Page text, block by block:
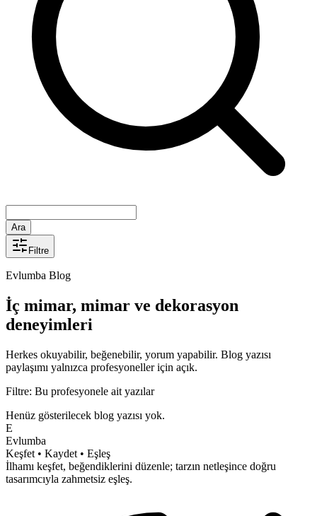
Ara
Filtre
Evlumba Blog
İç mimar, mimar ve dekorasyon
deneyimleri
Herkes okuyabilir, beğenebilir, yorum yapabilir. Blog yazısı
paylaşımı yalnızca profesyoneller için açık.
Filtre: Bu profesyonele ait yazılar
Henüz gösterilecek blog yazısı yok.
E
Evlumba
Keşfet • Kaydet • Eşleş
İlhamı keşfet, beğendiklerini düzenle; tarzın netleşince doğru
tasarımcıyla zahmetsiz eşleş.